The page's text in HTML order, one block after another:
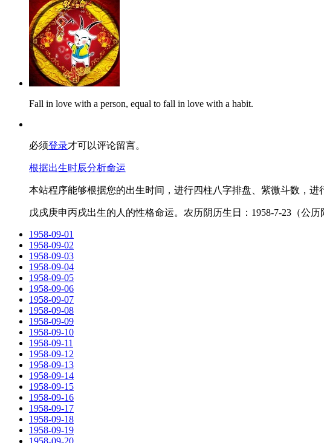
Fall in love with a person, equal to fall in love with a habit.
必须登录才可以评论留言。
根据出生时辰分析命运
本站程序能够根据您的出生时间，进行四柱八字排盘、紫微斗数，进
戊戌庚申丙戌出生的人的性格命运。农历阴历生日：1958-7-23（公历
1958-09-01
1958-09-02
1958-09-03
1958-09-04
1958-09-05
1958-09-06
1958-09-07
1958-09-08
1958-09-09
1958-09-10
1958-09-11
1958-09-12
1958-09-13
1958-09-14
1958-09-15
1958-09-16
1958-09-17
1958-09-18
1958-09-19
1958-09-20